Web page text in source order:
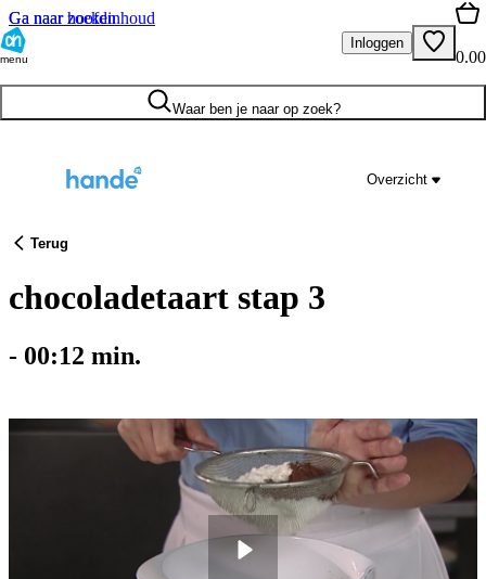
Ga naar hoofdinhoud
Ga naar zoeken
menu
Inloggen
0.00
Waar ben je naar op zoek?
Overzicht
Terug
chocoladetaart stap 3
- 00:12 min.